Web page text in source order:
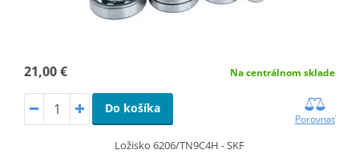
21,00 € Na centrálnom sklade
Do košíka
Porovnať
Ložisko 6206/TN9C4H - SKF